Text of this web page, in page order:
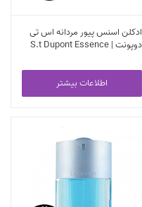
ادکلن اسنس پیور مردانه اس تی
دوپونت | S.t Dupont Essence
اطلاعات بیشتر